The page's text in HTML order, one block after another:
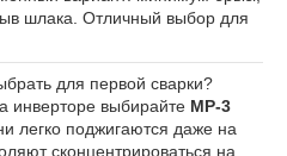
шлака. Отличный выбор для
для первой сварки?
инверторе выбирайте МР-3
легко поджигаются даже на
сконцентрироваться на